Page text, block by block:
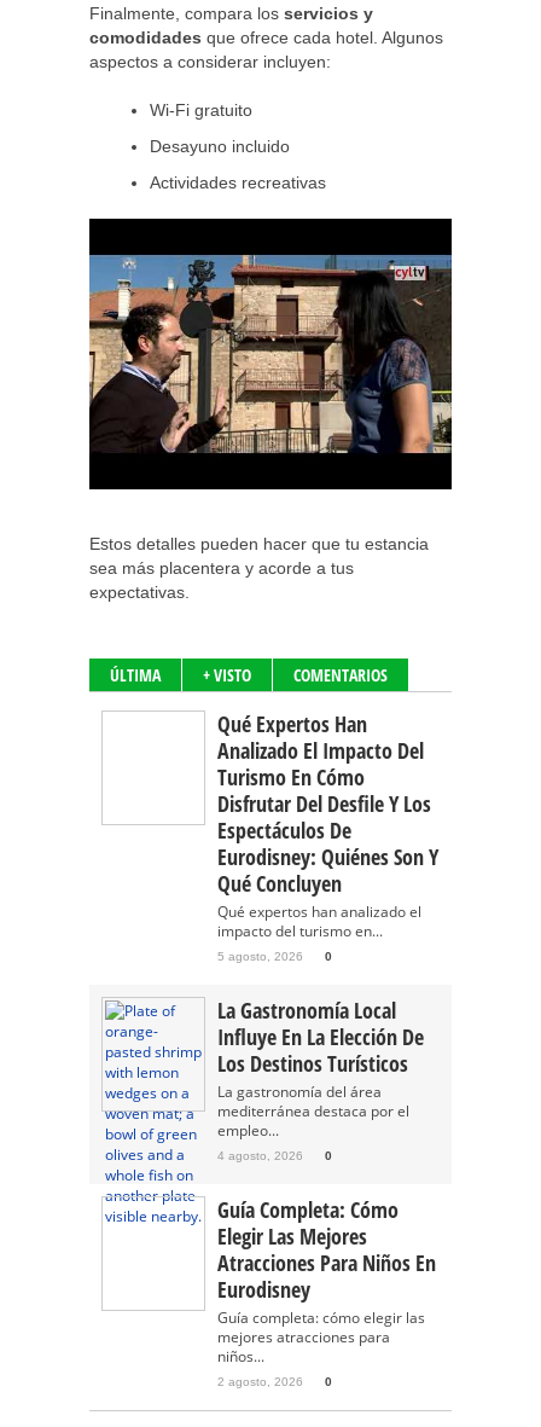
Finalmente, compara los servicios y
comodidades que ofrece cada hotel. Algunos
aspectos a considerar incluyen:
Wi-Fi gratuito
Desayuno incluido
Actividades recreativas
Estos detalles pueden hacer que tu estancia
sea más placentera y acorde a tus
expectativas.
ÚLTIMA + VISTO COMENTARIOS
Qué Expertos Han
Analizado El Impacto Del
Turismo En Cómo
Disfrutar Del Desfile Y Los
Espectáculos De
Eurodisney: Quiénes Son Y
Qué Concluyen
Qué expertos han analizado el
impacto del turismo en...
5 agosto, 2026 0
La Gastronomía Local
Influye En La Elección De
Los Destinos Turísticos
La gastronomía del área
mediterránea destaca por el
empleo...
4 agosto, 2026 0
Guía Completa: Cómo
Elegir Las Mejores
Atracciones Para Niños En
Eurodisney
Guía completa: cómo elegir las
mejores atracciones para
niños...
2 agosto, 2026 0